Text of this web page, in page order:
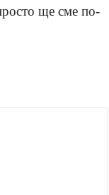
ще сме по-